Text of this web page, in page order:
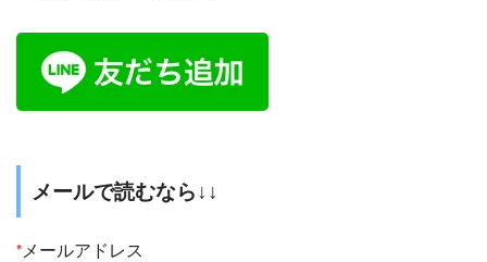
メールで読むなら↓↓
* メールアドレス